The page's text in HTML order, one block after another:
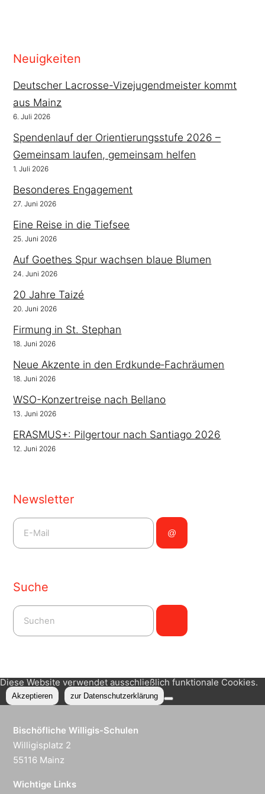
Neuigkeiten
Deutscher Lacrosse-Vizejugendmeister kommt
aus Mainz
6. Juli 2026
Spendenlauf der Orientierungsstufe 2026 –
Gemeinsam laufen, gemeinsam helfen
1. Juli 2026
Besonderes Engagement
27. Juni 2026
Eine Reise in die Tiefsee
25. Juni 2026
Auf Goethes Spur wachsen blaue Blumen
24. Juni 2026
20 Jahre Taizé
20. Juni 2026
Firmung in St. Stephan
18. Juni 2026
Neue Akzente in den Erdkunde‑Fachräumen
18. Juni 2026
WSO-Konzertreise nach Bellano
13. Juni 2026
ERASMUS+: Pilgertour nach Santiago 2026
12. Juni 2026
Newsletter
Suche
Diese Website verwendet ausschließlich funktionale Cookies.
Akzeptieren zur Datenschutzerklärung
Bischöfliche Willigis-Schulen
Willigisplatz 2
55116 Mainz
Wichtige Links